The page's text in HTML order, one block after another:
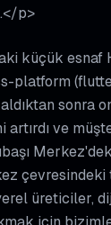
p>
küçük esnaf
platform
sonra
ve
üreticiler,